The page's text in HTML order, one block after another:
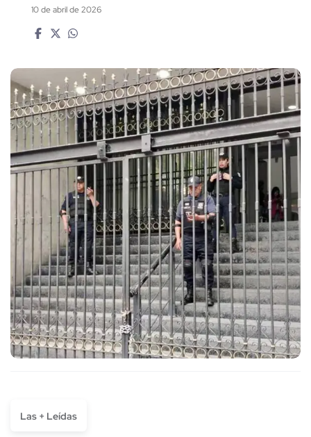
10 de abril de 2026
Las + Leídas